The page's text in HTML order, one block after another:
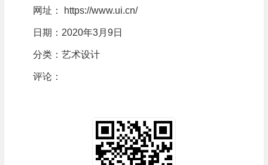
网址： https://www.ui.cn/
日期：2020年3月9日
分类： 艺术设计
评论：